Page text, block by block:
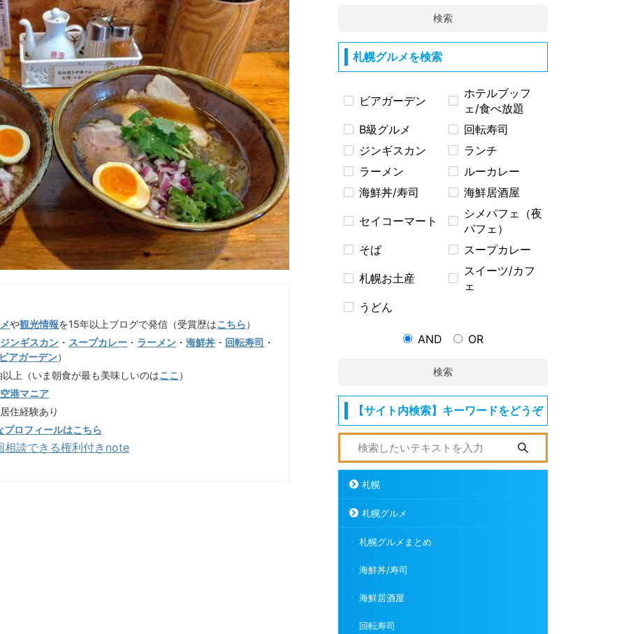
や観光情報を15年以上ブログで発信（受賞歴はこちら）
ジンギスカン ・ スープカレー ・ ラーメン ・海鮮丼 ・ 回転寿司 ・
アガーデン）
上（いま朝食が最も美味しいのはここ ）
港マニア
住経験あり
ロフィールはこちら
談できる権利付きnote
検索
札幌グルメを検索
ビアガーデン
ホテルブッフ
ェ/食べ放題
B級グルメ
回転寿司
ジンギスカン
ランチ
ラーメン
ルーカレー
海鮮丼/寿司
海鮮居酒屋
セイコーマート
シメパフェ（夜
パフェ）
そば
スープカレー
札幌お土産
スイーツ/カフ
ェ
うどん
AND OR
検索
【サイト内検索】キーワードをどうぞ
札幌
札幌グルメ
札幌グルメまとめ
海鮮丼/寿司
海鮮居酒屋
回転寿司